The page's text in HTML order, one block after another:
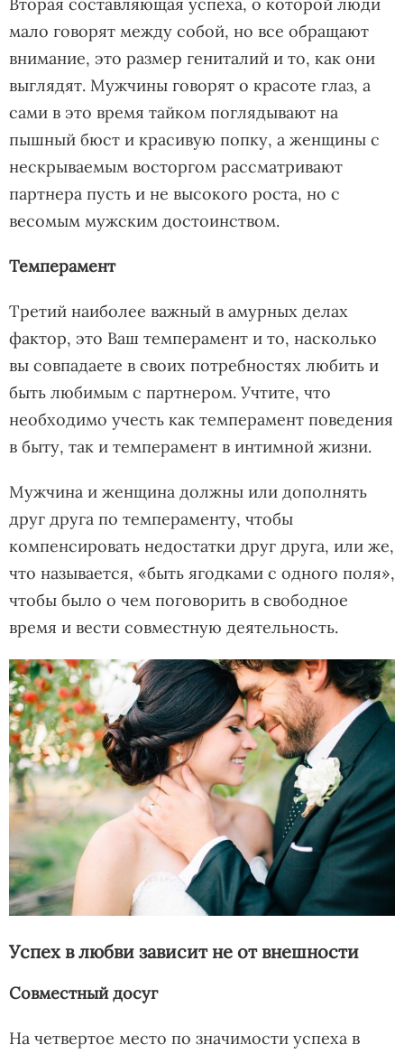
мало говорят между собой, но все обращают
внимание, это размер гениталий и то, как они
выглядят. Мужчины говорят о красоте глаз, а
сами в это время тайком поглядывают на
пышный бюст и красивую попку, а женщины с
нескрываемым восторгом рассматривают
партнера пусть и не высокого роста, но с
весомым мужским достоинством.
Темперамент
Третий наиболее важный в амурных делах
фактор, это Ваш темперамент и то, насколько
вы совпадаете в своих потребностях любить и
быть любимым с партнером. Учтите, что
необходимо учесть как темперамент поведения
в быту, так и темперамент в интимной жизни.
Мужчина и женщина должны или дополнять
друг друга по темпераменту, чтобы
компенсировать недостатки друг друга, или же,
что называется, «быть ягодками с одного поля»,
чтобы было о чем поговорить в свободное
время и вести совместную деятельность.
Успех в любви зависит не от внешности
Совместный досуг
На четвертое место по значимости успеха в